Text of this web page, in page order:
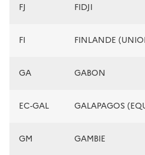
FJ FIDJI
FI FINLANDE
GA GABON
EC-GAL GALAPAGOS
GM GAMBIE